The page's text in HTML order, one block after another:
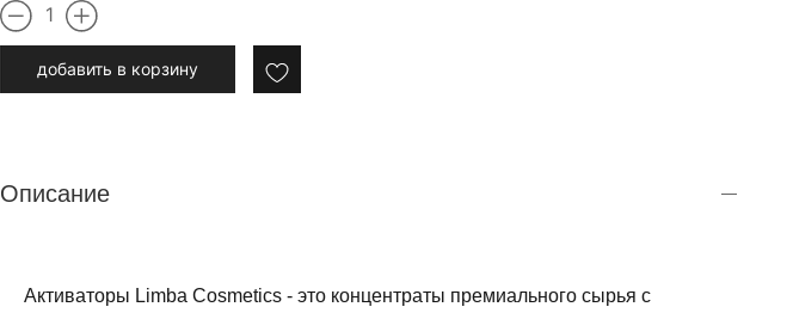
1
добавить в корзину
Описание
Активаторы Limba Cosmetics - это концентраты премиального сырья с